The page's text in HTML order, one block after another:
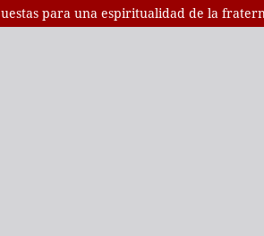
para una espiritualidad de la